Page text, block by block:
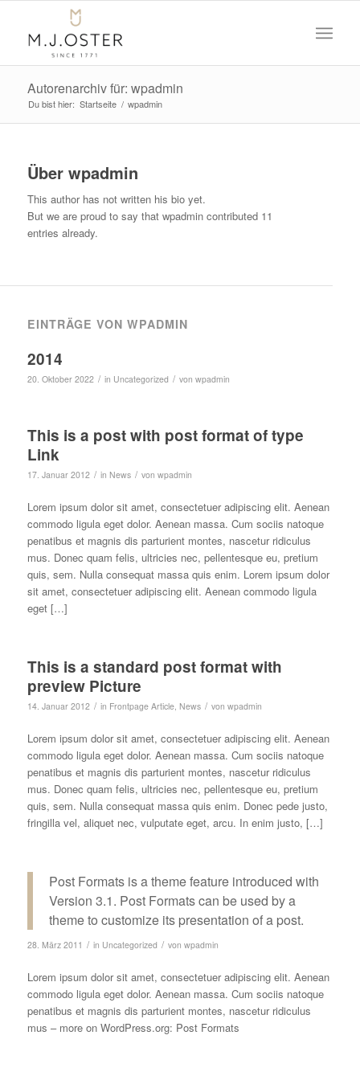
Autorenarchiv für: wpadmin
Du bist hier: Startseite / wpadmin
Über wpadmin
This author has not written his bio yet.
But we are proud to say that wpadmincontributed 11
entries already.
EINTRÄGE VON WPADMIN
2014
20. Oktober 2022 / in Uncategorized / von wpadmin
This is a post with post format of type
Link
17. Januar 2012 / in News / von wpadmin
Lorem ipsum dolor sit amet, consectetuer adipiscing elit. Aenean
commodo ligula eget dolor. Aenean massa. Cum sociis natoque
penatibus et magnis dis parturient montes, nascetur ridiculus
mus. Donec quam felis, ultricies nec, pellentesque eu, pretium
quis, sem. Nulla consequat massa quis enim. Lorem ipsum dolor
sit amet, consectetuer adipiscing elit. Aenean commodo ligula
eget […]
This is a standard post format with
preview Picture
14. Januar 2012 / in Frontpage Article, News / von wpadmin
Lorem ipsum dolor sit amet, consectetuer adipiscing elit. Aenean
commodo ligula eget dolor. Aenean massa. Cum sociis natoque
penatibus et magnis dis parturient montes, nascetur ridiculus
mus. Donec quam felis, ultricies nec, pellentesque eu, pretium
quis, sem. Nulla consequat massa quis enim. Donec pede justo,
fringilla vel, aliquet nec, vulputate eget, arcu. In enim justo, […]
Post Formats is a theme feature introduced with
Version 3.1. Post Formats can be used by a
theme to customize its presentation of a post.
28. März 2011 / in Uncategorized / von wpadmin
Lorem ipsum dolor sit amet, consectetuer adipiscing elit. Aenean
commodo ligula eget dolor. Aenean massa. Cum sociis natoque
penatibus et magnis dis parturient montes, nascetur ridiculus
mus – more on WordPress.org: Post Formats